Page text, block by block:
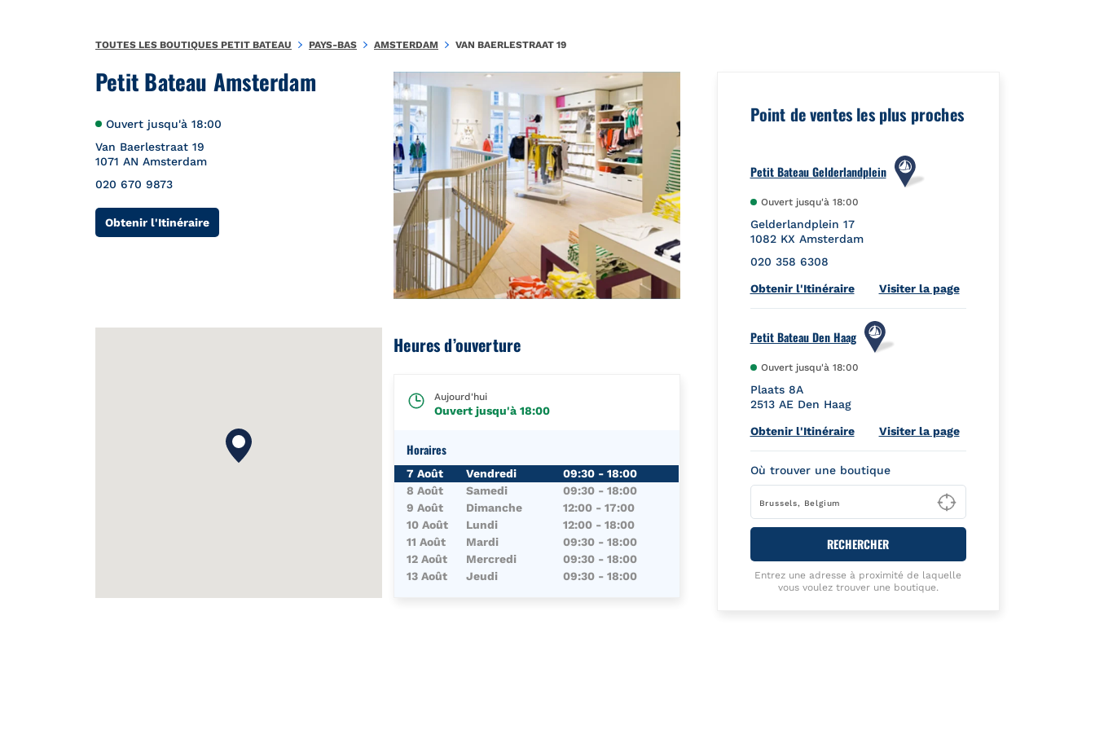
Petit Bateau Amsterdam
Ouvert jusqu'à 18:00
Van Baerlestraat 19
1071 AN Amsterdam
020 670 9873
Obtenir l'ItinéraireLink Opens in New Tab
Heures d’ouverture
Aujourd'hui
Ouvert jusqu'à18:00
Horaires
Jour de la SemaineHoraires
7 Août Vendredi 09:30 -18:00
8 Août
Samedi 09:30 -18:00
9 Août
Dimanche 12:00 -17:00
10 Août
Lundi 12:00 -18:00
11 Août
Mardi 09:30 -18:00
12 Août
Mercredi 09:30 -18:00
13 Août
Jeudi 09:30 -18:00
Point de ventes les plus proches
Petit Bateau Gelderlandplein
Ouvert jusqu'à 18:00
Gelderlandplein 17
1082 KX Amsterdam
020 358 6308
Obtenir l'ItinéraireLink Opens in New Tab
Visiter la page
Petit Bateau Den Haag
Ouvert jusqu'à 18:00
Plaats 8A
2513 AE Den Haag
Obtenir l'ItinéraireLink Opens in New Tab
Visiter la page
Où trouver une boutique
Type to begin
RECHERCHER
Entrez une adresse à proximité de laquelle
vous voulez trouver une boutique.
TOUTES LES BOUTIQUES PETIT BATEAU PAYS-BAS AMSTERDAM VAN BAERLESTRAAT 19